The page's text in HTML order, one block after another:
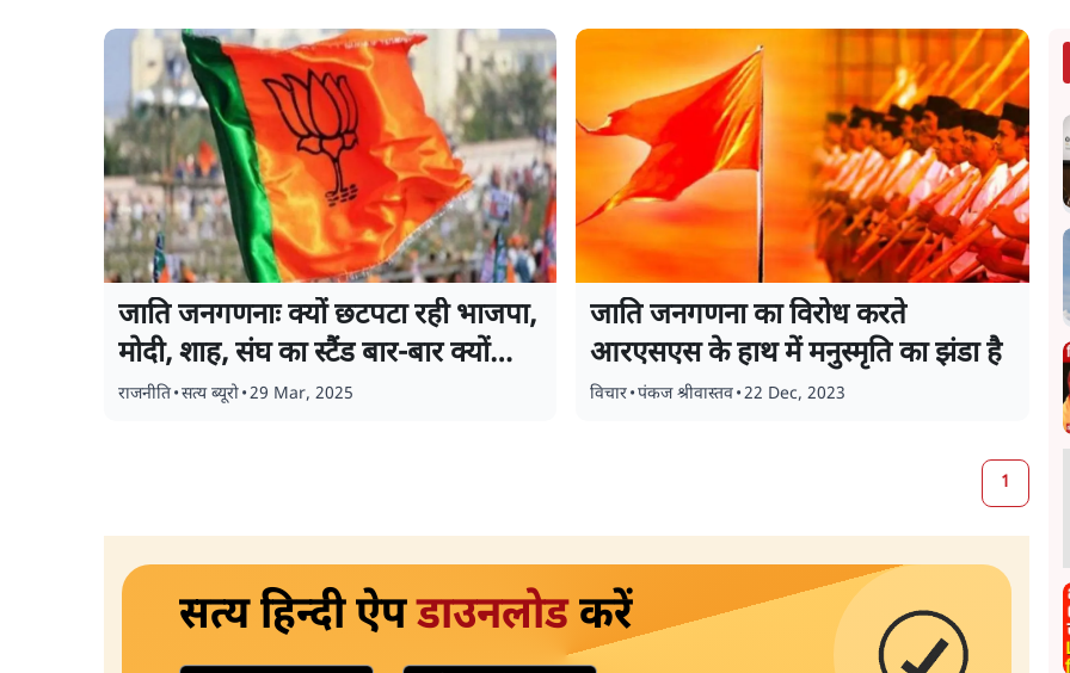
जाति जनगणनाः क्यों छटपटा रही भाजपा,
मोदी, शाह, संघ का स्टैंड बार-बार क्यों
बदला
राजनीति•सत्य ब्यूरो•29 Mar, 2025
जाति जनगणना का विरोध करते
आरएसएस के हाथ में मनुस्मृति का झंडा है
विचार•पंकज श्रीवास्तव•22 Dec, 2023
1
सत्य हिन्दी ऐपडाउनलोडकरें